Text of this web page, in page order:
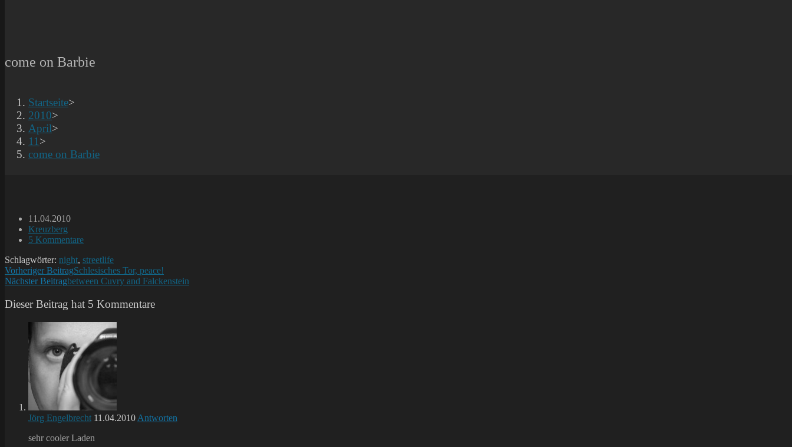
come on Barbie
Startseite>
2010>
April>
11 >
come on Barbie
Beitrag
veröffentlicht:
11.04.2010
Beitrags-
Kategorie:
Kreuzberg
Beitrags-
5 Kommentare
Schlagwörter: night, streetlife
Weitere
Artikel
ansehen
Vorheriger BeitragSchlesisches Tor, peace!
Nächster Beitragbetween Cuvry and Falckenstein
Dieser Beitrag hat 5 Kommentare
Jörg Engelbrecht 11.04.2010 Antworten
sehr cooler Laden